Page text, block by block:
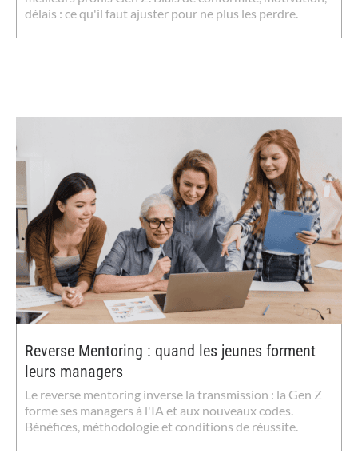
délais : ce qu'il faut ajuster pour ne plus les perdre.
Reverse Mentoring : quand les jeunes forment
leurs managers
Le reverse mentoring inverse la transmission : la Gen Z
forme ses managers à l'IA et aux nouveaux codes.
Bénéfices, méthodologie et conditions de réussite.